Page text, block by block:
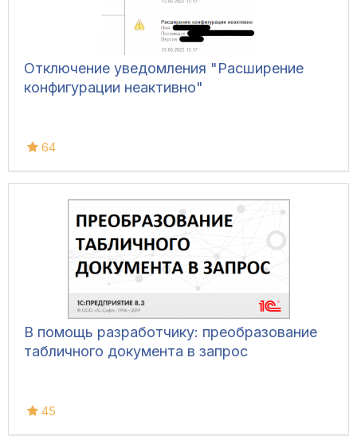
Отключение уведомления "Расширение
конфигурации неактивно"
64
В помощь разработчику: преобразование
табличного документа в запрос
45